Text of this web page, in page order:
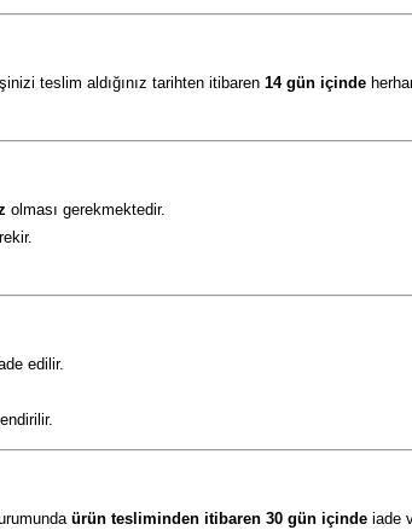
teslim aldığınız tarihten itibaren 14 gün içinde
olması gerekmektedir.
edilir.
ürün tesliminden itibaren 30 gün içinde iade